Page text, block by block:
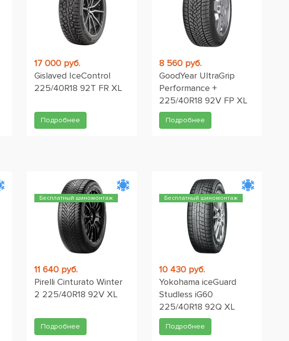
17 000 руб.
Gislaved IceControl
225/40R18 92T FR XL
Подробнее
8 560 руб.
GoodYear UltraGrip
Performance +
225/40R18 92V FP XL
Подробнее
Бесплатный шиномонтаж
11 640 руб.
Pirelli Cinturato Winter
2 225/40R18 92V XL
Подробнее
Бесплатный шиномонтаж
10 430 руб.
Yokohama iceGuard
Studless iG60
225/40R18 92Q XL
Подробнее